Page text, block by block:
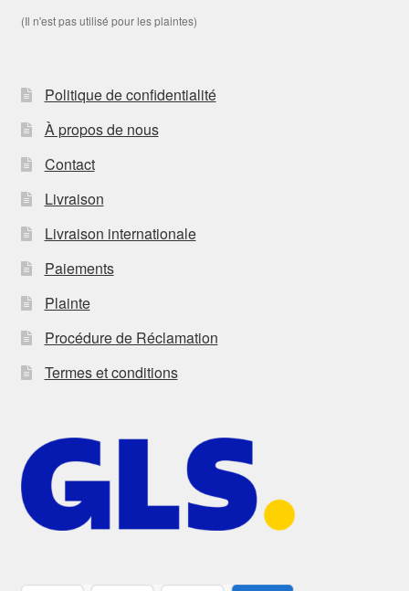
(Il n'est pas utilisé pour les plaintes)
Politique de confidentialité
À propos de nous
Contact
Livraison
Livraison internationale
Paiements
Plainte
Procédure de Réclamation
Termes et conditions